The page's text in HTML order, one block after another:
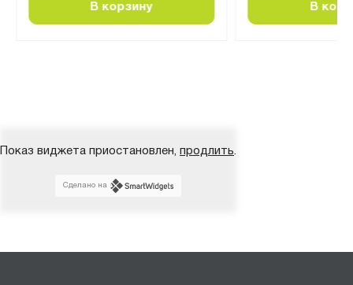
В корзину В
Показ виджета приостановлен, продлить.
Сделано на